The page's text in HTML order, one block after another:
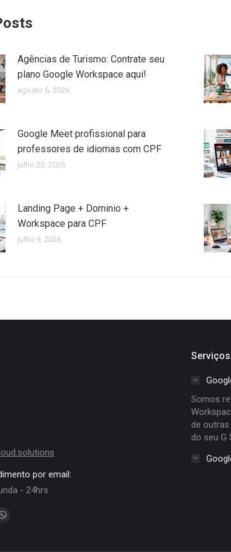
Agências de Turismo: Contrate seu
plano Google Workspace aqui!
agosto 6, 2026
Google Meet profissional para
professores de idiomas com CPF
julho 23, 2026
Landing Page + Dominio +
Workspace para CPF
julho 9, 2026
por email:
- 24hrs
Whatsapp
Serviços
Somos
de
do seu G